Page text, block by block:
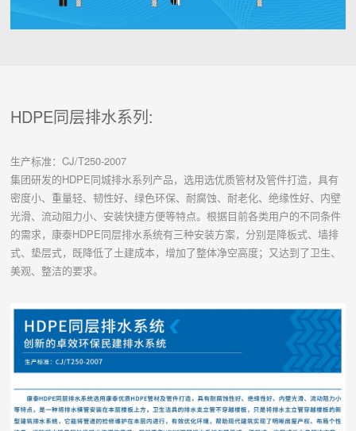
HDPE同层排水系列:
生产标准：CJ/T250-2007
集团研发的HDPE同城排水系列产品，选用选优质管材及管件打造，具有
密度小、重量轻、韧性好、绿色环保、耐腐蚀、耐老化、绝缘性好、内壁
光滑、流动阻力小、安装快捷方便等特点。根据目前各类用户的不同条件
的需求，康泰HDPE同层排水系统有三种安装方案，分别是降板式、墙排
式、垫层式，既降低了土建成本，增加了整体净空高度；又达到了卫生、
美观、整洁的要求。